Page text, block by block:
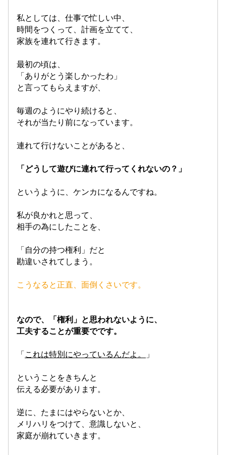
私としては、仕事で忙しい中、
時間をつくって、計画を立てて、
家族を連れて行きます。
最初の頃は、
「ありがとう楽しかったわ」
と言ってもらえますが、
毎週のようにやり続けると、
それが当たり前になっています。
連れて行けないことがあると、
「どうして遊びに連れて行ってくれないの？」
というように、ケンカになるんですね。
私が良かれと思って、
相手の為にしたことを、
「自分の持つ権利」だと
勘違いされてしまう。
こうなると正直、面倒くさいです。
なので、「権利」と思われないように、
工夫することが重要でです。
「 これは特別にやっているんだよ。 」
ということをきちんと
伝える必要があります。
逆に、たまにはやらないとか、
メリハリをつけて、意識しないと、
家庭が崩れていきます。